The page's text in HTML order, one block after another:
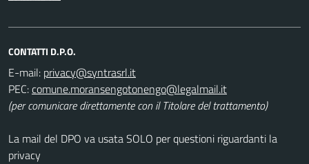
CONTATTI D.P.O.
E-mail:
PEC:
(per comunicare direttamente con il Titolare del trattamento)
La mail del DPO va usata SOLO per questioni riguardanti la
privacy